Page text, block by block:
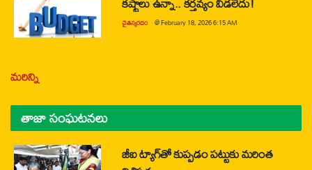
చైతన్యరధం @February 18, 2026 6:15 AM
మరిన్ని
తాజా సంఘటనలు
జీఐ ట్యాగ్‌తో కుప్పడం పట్టుకు మరింత